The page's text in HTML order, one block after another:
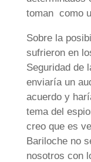
toman como
Sobre la
sufrieron en
Seguridad de
enviaría un
acuerdo y
tema del
creo que es
Bariloche no
nosotros con